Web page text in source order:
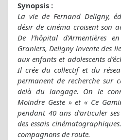
Synopsis :
La vie de Fernand Deligny,
désir de cinéma croisent son
De l’hôpital d’Armentières
Graniers, Deligny invente des
aux enfants et adolescents
Il crée du collectif et du
permanent de recherche sur
delà du langage. On le
Moindre Geste » et « Ce
pendant 40 ans d’articuler
des essais
compagnons de route.